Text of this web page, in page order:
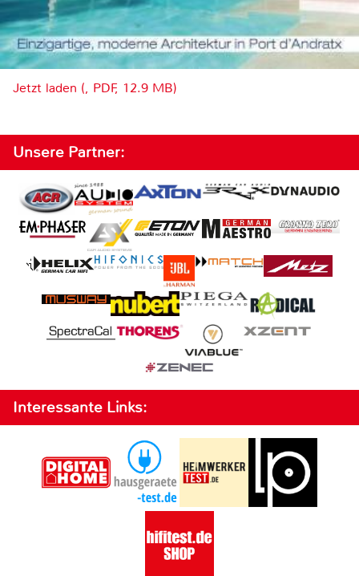
Jetzt laden (, PDF, 12.9 MB)
Unsere Partner:
Interessante Links: